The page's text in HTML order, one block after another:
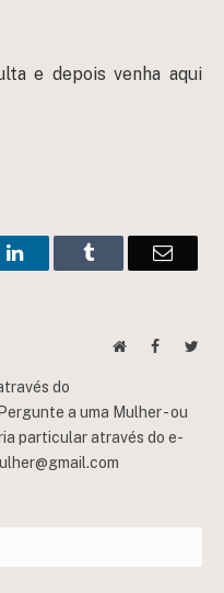
e depois venha aqui
LinkedInTumblr Email
WebsiteFacebook
do
a uma Mulher - ou
particular através do e-